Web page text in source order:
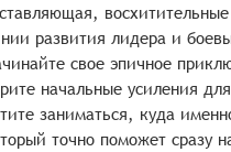
развития лидера и
свое эпичное
начальные усиления
заниматься, куда
точно поможет сразу